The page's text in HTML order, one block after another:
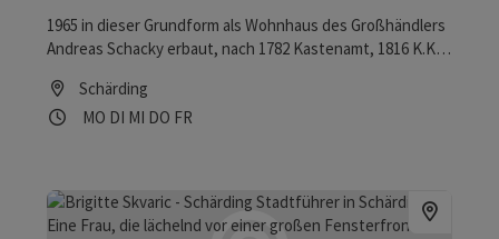
1965 in dieser Grundform als Wohnhaus des Großhändlers
Andreas Schacky erbaut, nach 1782 Kastenamt, 1816 K.K.
Bezirkshauptmannschaft. Die heutige klassizistische
Gestalt erhielt das Gebäude nach Bränden von 1779 und
Schärding
Öffnungszeiten
MO Montag geöffnet
DI Dienstag geöffnet
MI Mittwoch geöffnet
DO Donnerstag geöffnet
FRFreitag geöffnet